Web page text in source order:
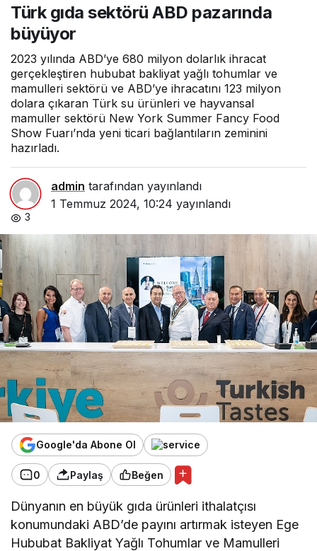
Türk gıda sektörü ABD pazarında
büyüyor
2023 yılında ABD’ye 680 milyon dolarlık ihracat
gerçekleştiren hububat bakliyat yağlı tohumlar ve
mamulleri sektörü ve ABD’ye ihracatını 123 milyon
dolara çıkaran Türk su ürünleri ve hayvansal
mamuller sektörü New York Summer Fancy Food
Show Fuarı’nda yeni ticari bağlantıların zeminini
hazırladı.
admin tarafından yayınlandı
1 Temmuz 2024, 10:24 yayınlandı
3
Google'da Abone Ol
0 Paylaş Beğen
Dünyanın en büyük gıda ürünleri ithalatçısı
konumundaki ABD’de payını artırmak isteyen Ege
Hububat Bakliyat Yağlı Tohumlar ve Mamulleri